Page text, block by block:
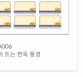
뜨는 한옥 풍경